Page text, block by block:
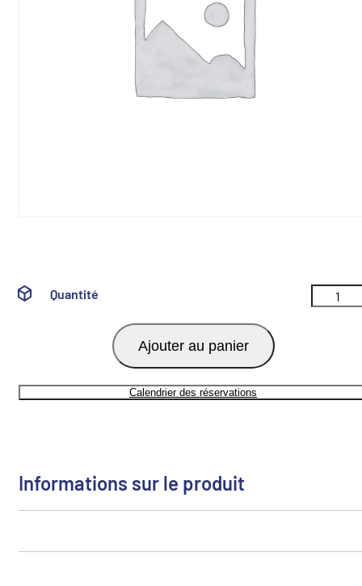
Quantité
Ajouter au panier
Calendrier des réservations
Informations sur le produit